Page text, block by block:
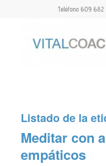
Teléfono 609 682
Listado de la
Meditar con
empáticos